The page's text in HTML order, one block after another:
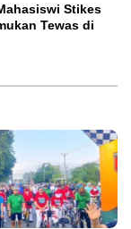
Stikes
Tewas di